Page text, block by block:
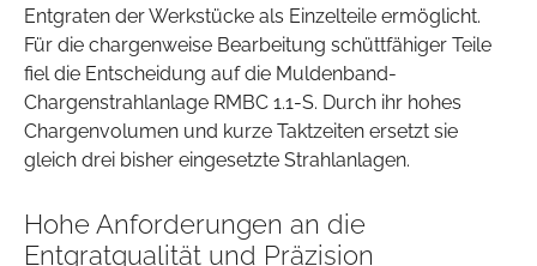
Entgraten der Werkstücke als Einzelteile ermöglicht.
Für die chargenweise Bearbeitung schüttfähiger Teile
fiel die Entscheidung auf die Muldenband-
Chargenstrahlanlage RMBC 1.1-S. Durch ihr hohes
Chargenvolumen und kurze Taktzeiten ersetzt sie
gleich drei bisher eingesetzte Strahlanlagen.
Hohe Anforderungen an die
Entgratqualität und Präzision